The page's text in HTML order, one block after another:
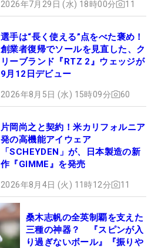
2026年7月29日 (水) 18時00分 11
選手は“長く使える”点をべた褒め！
創業者復帰でソールを見直した、ク
リーブランド『RTZ 2』ウェッジが
9月12日デビュー
2026年8月5日 (水) 15時09分 60
片岡尚之と契約！米カリフォルニア
発の高機能アイウェア
「SCHEYDEN」が、日本製造の新
作『GIMME』を発売
2026年8月4日 (火) 11時12分 11
桑木志帆の全英制覇を支えた
三種の神器？ 『スピンが入
り過ぎないボール』『振りや